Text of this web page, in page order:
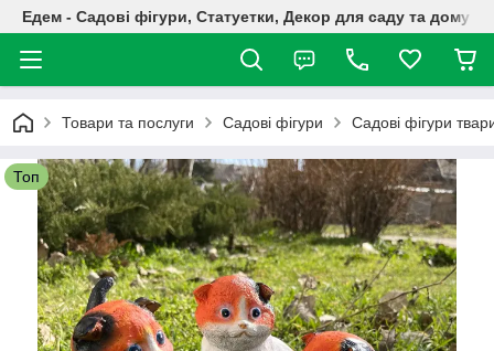
Едем - Садові фігури, Статуетки, Декор для саду та дому
Товари та послуги Садові фігури Садові фігури
Топ